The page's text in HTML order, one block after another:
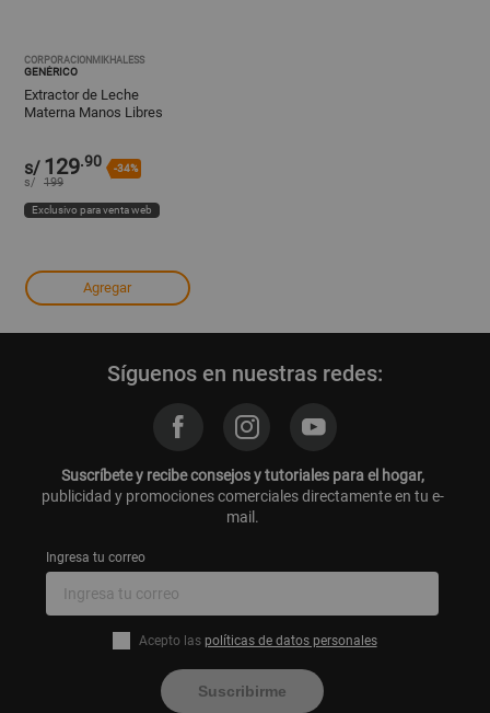
CORPORACIONMIKHALESS
GENÉRICO
Extractor de Leche
Materna Manos Libres
s/ 129.90 -34%
s/ 199
Exclusivo para venta web
Agregar
Síguenos en nuestras redes:
Suscríbete y recibe consejos y tutoriales para el hogar,
publicidad y promociones comerciales directamente en tu e-
mail.
Ingresa tu correo
Acepto las políticas de datos personales
Suscribirme